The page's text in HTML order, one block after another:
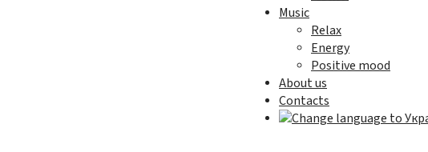
Music
Relax
Energy
Positive mood
About us
Contacts